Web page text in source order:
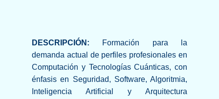
DESCRIPCIÓN: Formación para la
demanda actual de perfiles profesionales en
Computación y Tecnologías Cuánticas, con
énfasis en Seguridad, Software, Algoritmia,
Inteligencia Artificial y Arquitectura